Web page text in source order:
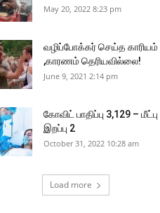
May 20, 2022 8:23 pm
வழிப்போக்கர் செய்த காரியம்
,காரணம் தெரியவில்லை!
June 9, 2021 2:14 pm
கோவிட் பாதிப்பு 3,129 –
இறப்பு 2
October 31, 2022 10:28 am
Load more